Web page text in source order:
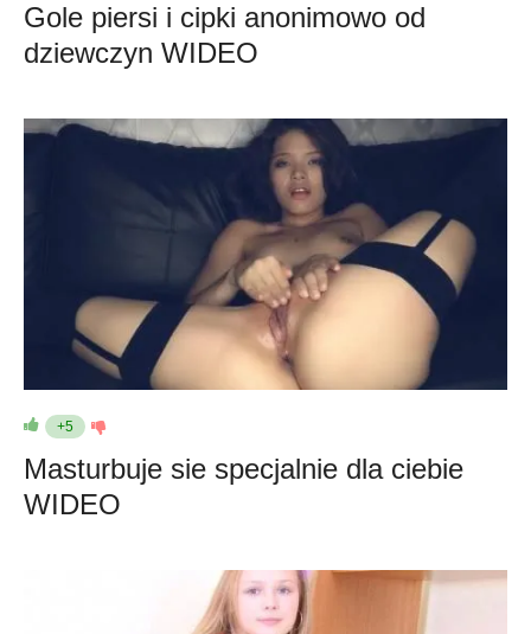
Gole piersi i cipki anonimowo od
dziewczyn WIDEO
+5
Masturbuje sie specjalnie dla ciebie
WIDEO